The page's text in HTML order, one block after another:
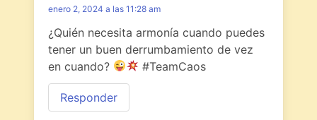
enero 2, 2024 a las 11:28 am
¿Quién necesita armonía cuando puedes
tener un buen derrumbamiento de vez
en cuando?
#TeamCaos
Responder